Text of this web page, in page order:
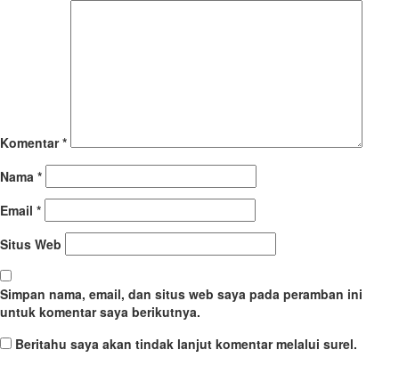
Komentar*
Nama *
Email *
Situs Web
Simpan nama, email, dan situs web saya pada peramban ini
untuk komentar saya berikutnya.
Beritahu saya akan tindak lanjut komentar melalui surel.